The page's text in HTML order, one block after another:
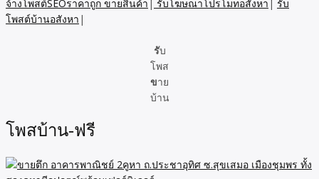
จ้างโพสต์SEOราคาถูก ขายสินค้า | รับโฆษณาโปรโมทอสังหา | รับ
โพสต์บ้านอสังหา |
รับ
โพส
ขาย
บ้าน
โพสบ้าน-ฟรี